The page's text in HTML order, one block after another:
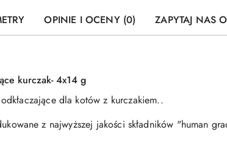
OPINIE I OCENY (0) ZAPYTAJ NAS
kurczak- 4x14 g
odkłaczające dla kotów z kurczakiem..
z najwyższej jakości składników "human